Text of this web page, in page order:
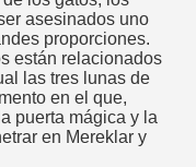
asesinados uno
proporciones.
están relacionados
las tres lunas de
en el que,
puerta mágica y la
en Mereklar y